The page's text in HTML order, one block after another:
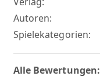
Autoren:
Spielekategorien:
Alle Bewertungen: